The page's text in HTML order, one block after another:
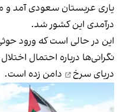
یاری عربستان سعودی آمد و
درآمدی این کشور شد.
این در حالی است که ورود
نگرانی‌ها درباره احتمال
دریای سرخ
دامن زده است.